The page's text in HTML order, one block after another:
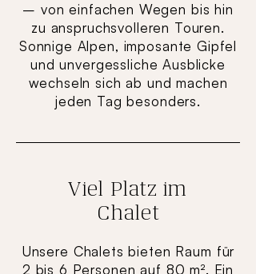
– von einfachen Wegen bis hin
zu anspruchsvolleren Touren.
Sonnige Alpen, imposante Gipfel
und unvergessliche Ausblicke
wechseln sich ab und machen
jeden Tag besonders.
Viel Platz im
Chalet
Unsere Chalets bieten Raum für
2 bis 6 Personen auf 80 m². Ein